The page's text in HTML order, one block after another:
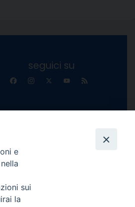
seguici su
FacebookInstagram
YouTube
COPYRIGHT © 2013-2025
e
sui
la